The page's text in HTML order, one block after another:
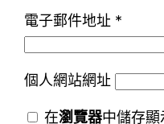
電子郵件地址 *
個人網站網址
在瀏覽器中儲存